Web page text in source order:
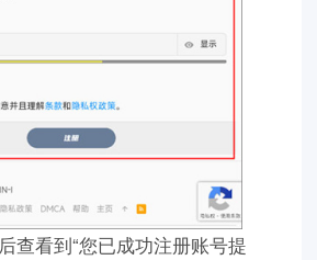
查看到“您已成功注册账号提